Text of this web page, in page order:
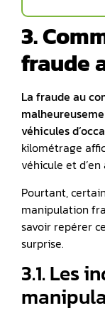
3.
fraude
La fraude au
véhicules
kilométrage
véhicule et
Pourtant,
manipulation
savoir repérer
surprise.
3.1. Les